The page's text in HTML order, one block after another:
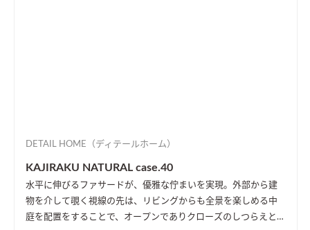
DETAIL HOME（ディテールホーム）
KAJIRAKU NATURAL case.40
水平に伸びるファサードが、優雅な佇まいを実現。外部から建
物を介して覗く視線の先は、リビングからも全景を楽しめる中
庭を配置をすることで、オープンでありクローズのしつらえとし